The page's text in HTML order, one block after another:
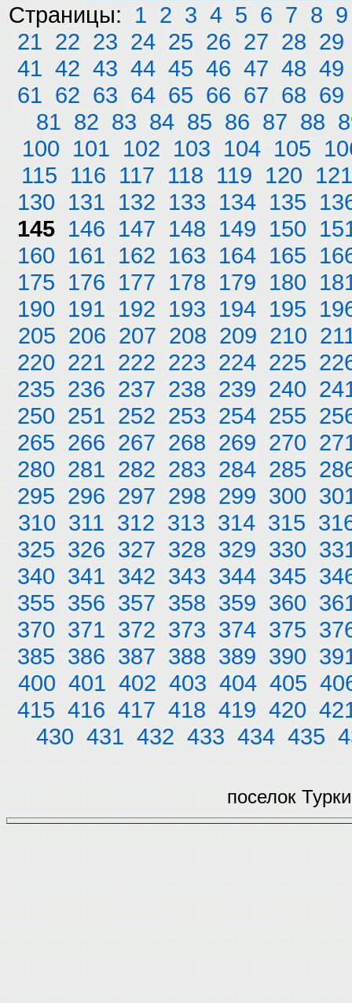
Страницы: 1 2 3 4 5 6 7 8 9
21 22 23 24 25 26 27 28 29
41 42 43 44 45 46 47 48 49
61 62 63 64 65 66 67 68 69
81 82 83 84 85 86 87 88
100 101 102 103 104 105
115 116 117 118 119 120 121
130 131 132 133 134 135
145 146 147 148 149 150
160 161 162 163 164 165
175 176 177 178 179 180
190 191 192 193 194 195
205 206 207 208 209 210
220 221 222 223 224 225
235 236 237 238 239 240
250 251 252 253 254 255
265 266 267 268 269 270
280 281 282 283 284 285
295 296 297 298 299 300
310 311 312 313 314 315
325 326 327 328 329 330
340 341 342 343 344 345
355 356 357 358 359 360
370 371 372 373 374 375
385 386 387 388 389 390
400 401 402 403 404 405
415 416 417 418 419 420
430 431 432 433 434 435
поселок